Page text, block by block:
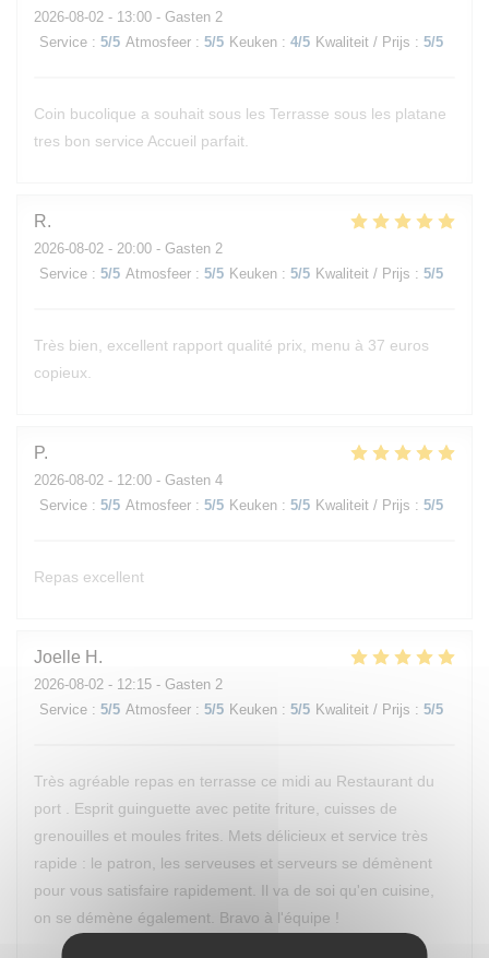
2026-08-02 - 13:00 - Gasten 2
Service : 5/5 Atmosfeer : 5/5 Keuken : 4/5 Kwaliteit / Prijs : 5/5
Coin bucolique a souhait sous les Terrasse sous les platane
tres bon service Accueil parfait.
R
2026-08-02 - 20:00 - Gasten 2
Service : 5/5 Atmosfeer : 5/5 Keuken : 5/5 Kwaliteit / Prijs : 5/5
Très bien, excellent rapport qualité prix, menu à 37 euros
copieux.
P
2026-08-02 - 12:00 - Gasten 4
Service : 5/5 Atmosfeer : 5/5 Keuken : 5/5 Kwaliteit / Prijs : 5/5
Repas excellent
Joelle H
2026-08-02 - 12:15 - Gasten 2
Service : 5/5 Atmosfeer : 5/5 Keuken : 5/5 Kwaliteit / Prijs : 5/5
Très agréable repas en terrasse ce midi au Restaurant du
port . Esprit guinguette avec petite friture, cuisses de
grenouilles et moules frites. Mets délicieux et service très
rapide : le patron, les serveuses et serveurs se démènent
pour vous satisfaire rapidement. Il va de soi qu'en cuisine,
on se démène également. Bravo à l'équipe !